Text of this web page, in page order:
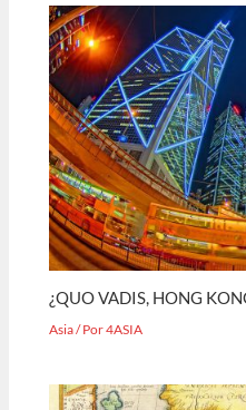
¿QUO VADIS, HONG
Asia/ Por4ASIA